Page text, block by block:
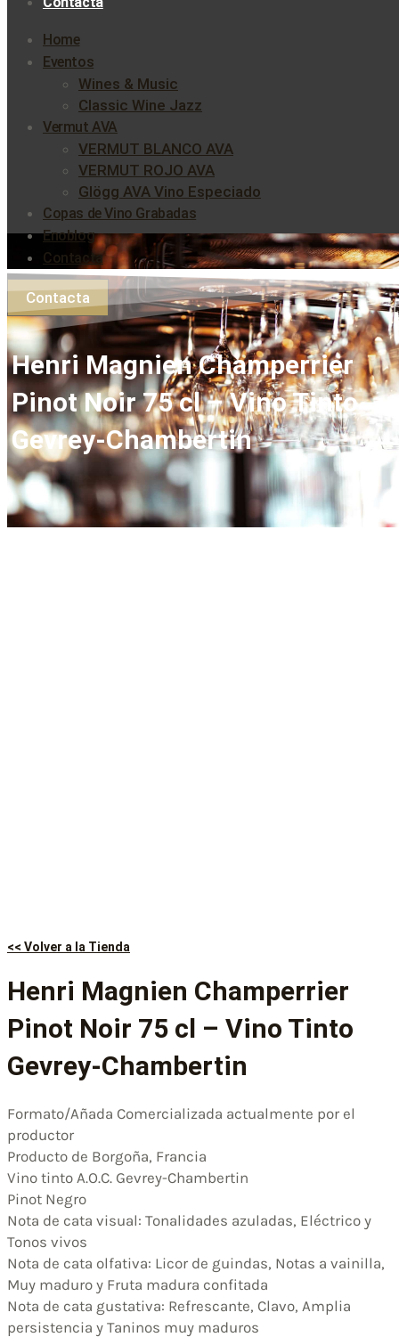
Home
Eventos
Wines & Music
Classic Wine Jazz
Vermut AVA
VERMUT BLANCO AVA
VERMUT ROJO AVA
Glögg AVA Vino Especiado
Copas de Vino Grabadas
Enoblog
Contacta
Contacta
Henri Magnien Champerrier
Pinot Noir 75 cl – Vino Tinto
Gevrey-Chambertin
<< Volver a la Tienda
Henri Magnien Champerrier
Pinot Noir 75 cl – Vino Tinto
Gevrey-Chambertin
Formato/Añada Comercializada actualmente por el
productor
Producto de Borgoña, Francia
Vino tinto A.O.C. Gevrey-Chambertin
Pinot Negro
Nota de cata visual: Tonalidades azuladas, Eléctrico y
Tonos vivos
Nota de cata olfativa: Licor de guindas, Notas a vainilla,
Muy maduro y Fruta madura confitada
Nota de cata gustativa: Refrescante, Clavo, Amplia
persistencia y Taninos muy maduros